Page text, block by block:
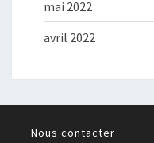
mai 2022
avril 2022
Nous contacter